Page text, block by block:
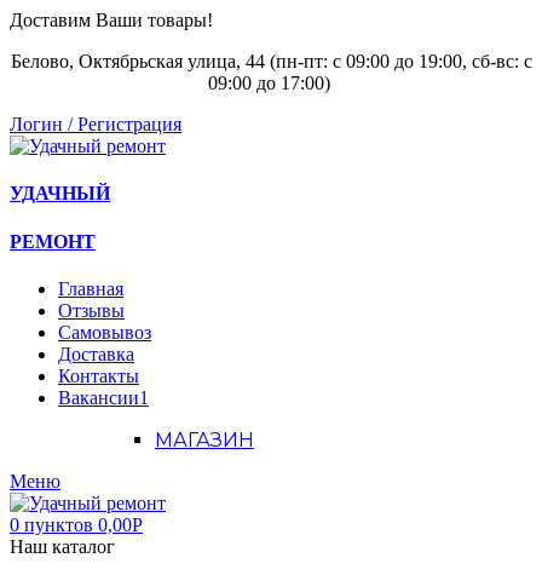
Доставим Ваши товары!
Белово, Октябрьская улица, 44 (пн-пт: с 09:00 до 19:00, сб-вс: с
09:00 до 17:00)
Логин / Регистрация
УДАЧНЫЙ
РЕМОНТ
Главная
Отзывы
Самовывоз
Доставка
Контакты
Вакансии1
МАГАЗИН
Меню
0 пунктов 0,00Р
Наш каталог